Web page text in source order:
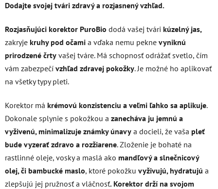
Dodajte svojej tvári zdravý a rozjasnený vzhľad.
Rozjasňujúci korektor PuroBio dodá vašej tvári kúzelný jas,
zakryje kruhy pod očami a vďaka nemu pekne vyniknú
prirodzené črty vašej tváre. Má schopnosť odrážať svetlo, čím
vám zabezpečí vzhľad zdravej pokožky. Je možné ho aplikovať
na všetky typy pleti.
Korektor má krémovú konzistenciu a veľmi ľahko sa aplikuje.
Dokonale splynie s pokožkou a zanecháva ju jemnú a
vyživenú, minimalizuje známky únavy a docieli, že vaša pleť
bude vyzerať zdravo a rozžiarene. Zloženie je bohaté na
rastlinné oleje, vosky a maslá ako mandľový a slnečnicový
olej, či bambucké maslo, ktoré pokožku vyživujú, hydratujú a
zlepšujú jej pružnosť a vláčnosť. Korektor drží na svojom